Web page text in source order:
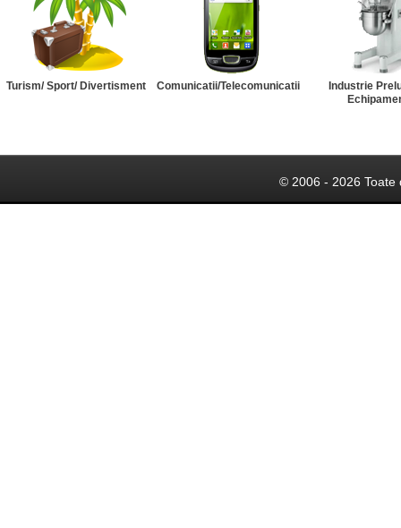
Turism/ Sport/ Divertisment Comunicatii/Telecomunicatii
Industrie
© 2006 - 2026